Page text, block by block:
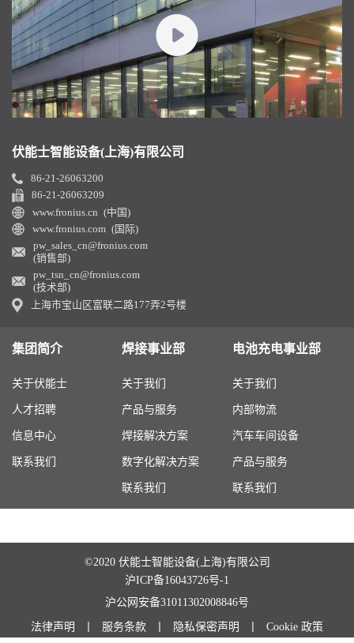
伏能士智能设备(上海)有限公司
86-21-26063200
86-21-26063209
www.fronius.cn (中国)
www.fronius.com (国际)
pw_sales_cn@fronius.com
(销售部)
pw_tsn_cn@fronius.com
(技术部)
上海市宝山区富联二路177弄2号楼
集团简介
关于伏能士
人才招聘
信息中心
联系我们
焊接事业部
关于我们
产品与服务
焊接解决方案
数字化解决方案
联系我们
电池充电事业部
关于我们
内部物流
汽车车间设备
产品与服务
联系我们
©2020 伏能士智能设备(上海)有限公司
沪ICP备16043726号-1
沪公网安备31011302008846号
法律声明 服务条款 隐私保密声明 Cookie 政策